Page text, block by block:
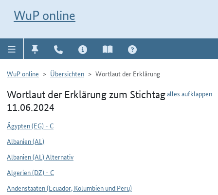
WuP online
WuP online Übersichten Wortlaut der Erklärung
alles aufklappen
Wortlaut der Erklärung zum Stichtag
11.06.2024
Ägypten (EG) - C
Albanien (AL)
Albanien (AL) Alternativ
Algerien (DZ) - C
Andenstaaten (Ecuador, Kolumbien und Peru)